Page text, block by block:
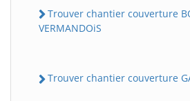
Trouver chantier couverture
VERMANDOiS
Trouver chantier couverture